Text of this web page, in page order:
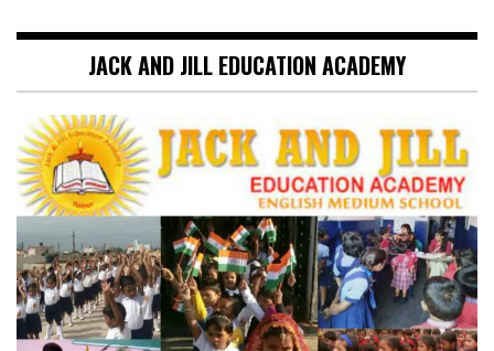
JACK AND JILL EDUCATION ACADEMY